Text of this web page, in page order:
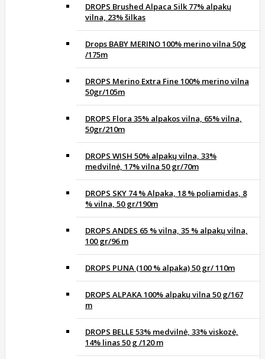
DROPS Brushed Alpaca Silk 77% alpakų
vilna, 23% šilkas
Drops BABY MERINO 100% merino vilna 50g
/175m
DROPS Merino Extra Fine 100% merino vilna
50gr/105m
DROPS Flora 35% alpakos vilna, 65% vilna,
50gr/210m
DROPS WISH 50% alpakų vilna, 33%
medvilnė, 17% vilna 50 gr/70m
DROPS SKY 74 % Alpaka, 18 % poliamidas, 8
% vilna, 50 gr/190m
DROPS ANDES 65 % vilna, 35 % alpakų vilna,
100 gr/96 m
DROPS PUNA (100 % alpaka) 50 gr/ 110m
DROPS ALPAKA 100% alpakų vilna 50 g/167
m
DROPS BELLE 53% medvilnė, 33% viskozė,
14% linas 50 g /120 m